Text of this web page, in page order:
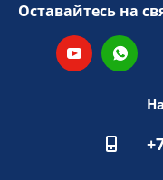
Оставайтесь на